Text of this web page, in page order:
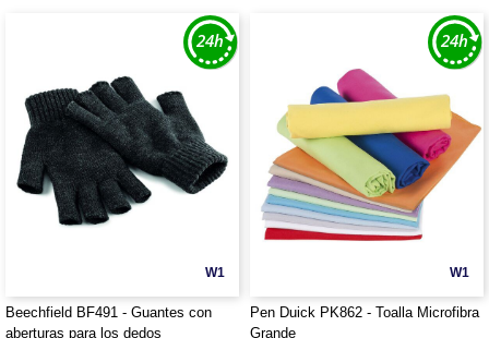
W1
Beechfield BF491 - Guantes con
aberturas para los dedos
W1
Pen Duick PK862 - Toalla Microfibra
Grande